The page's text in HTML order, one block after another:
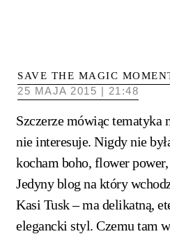
SAVE THE MAGIC
25 MAJA 2015 | 21:48
Szczerze mówiąc tematyka
nie interesuje. Nigdy nie
kocham boho, flower
Jedyny blog na który
Kasi Tusk – ma delikatną,
elegancki styl. Czemu tam